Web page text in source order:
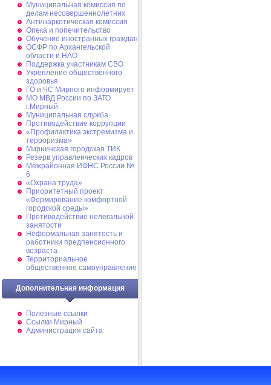
Муниципальная комиссия по
делам несовершеннолетних
Антинаркотическая комиссия
Опека и попечительство
Обучение иностранных граждан
ОСФР по Архангельской
области и НАО
Поддержка участникам СВО
Укрепление общественного
здоровья
ГО и ЧС Мирного информирует
МО МВД России по ЗАТО
г.Мирный
Муниципальная cлужба
Противодействие коррупции
«Профилактика экстремизма и
терроризма»
Мирнинская городская ТИК
Резерв управленческих кадров
Межрайонная ИФНС России №
6
«Охрана труда»
Приоритетный проект
«Формирование комфортной
городской среды»
Противодействие нелегальной
занятости
Неформальная занятость и
работники предпенсионного
возраста
Территориальное
общественное самоуправление
Дополнительная информация
Полезные ссылки
Ссылки Мирный
Администрация сайта